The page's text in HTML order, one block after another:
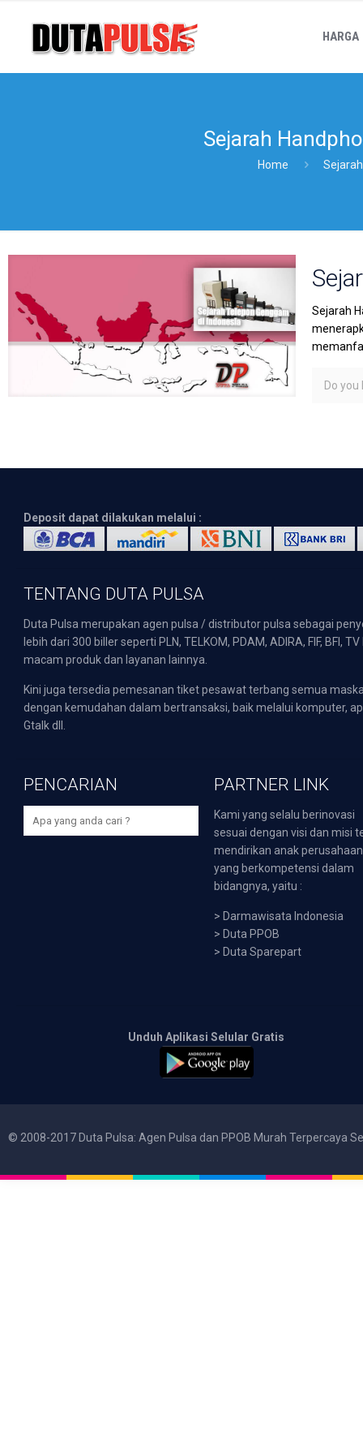
HARGA
Sejarah
Home
Sejarah
Do you
Deposit dapat dilakukan melalui :
TENTANG DUTA PULSA
Duta Pulsa merupakan agen pulsa / distributor pulsa sebagai
lebih dari 300 biller seperti PLN, TELKOM, PDAM, ADIRA, FIF,
macam produk dan layanan lainnya.
Kini juga tersedia pemesanan tiket pesawat terbang semua
dengan kemudahan dalam bertransaksi, baik melalui komputer,
Gtalk dll.
PENCARIAN PARTNER LINK
Kami yang selalu berinovasi
sesuai dengan visi dan misi
mendirikan anak perusahaan
yang berkompetensi dalam
bidangnya, yaitu :
> Darmawisata Indonesia
> Duta PPOB
> Duta Sparepart
Unduh Aplikasi Selular Gratis
© 2008-2017 Duta Pulsa: Agen Pulsa dan PPOB Murah Terpercaya